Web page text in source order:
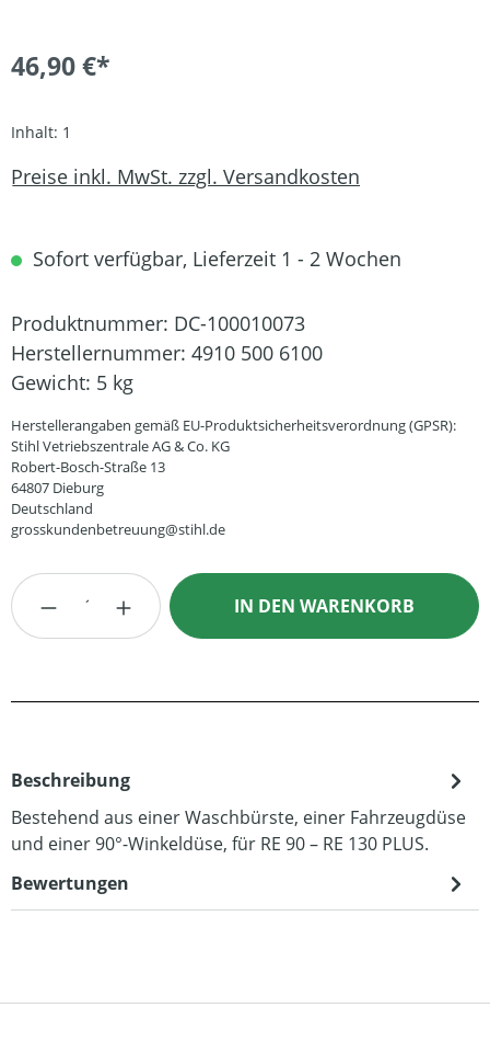
46,90 €*
Inhalt: 1
Preise inkl. MwSt. zzgl. Versandkosten
Sofort verfügbar, Lieferzeit 1 - 2 Wochen
Produktnummer: DC-100010073
Herstellernummer: 4910 500 6100
Gewicht: 5 kg
Herstellerangaben gemäß EU-Produktsicherheitsverordnung (GPSR):
Stihl Vetriebszentrale AG & Co. KG
Robert-Bosch-Straße 13
64807 Dieburg
Deutschland
grosskundenbetreuung@stihl.de
Produkt Anzahl: Gib den gewünschten
IN DEN WARENKORB
Beschreibung
Bestehend aus einer Waschbürste, einer Fahrzeugdüse
und einer 90°-Winkeldüse, für RE 90 – RE 130 PLUS.
Bewertungen